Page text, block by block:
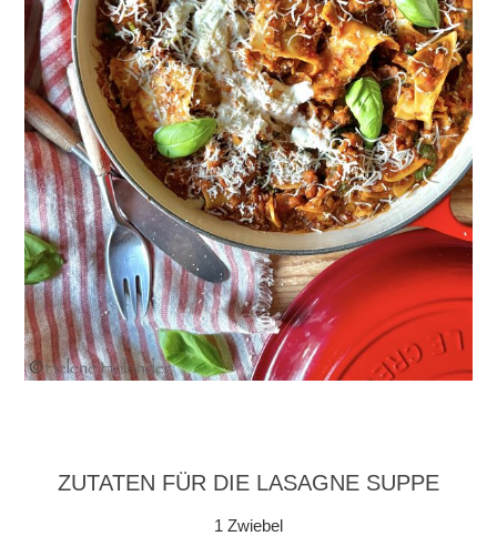
ZUTATEN FÜR DIE LASAGNE SUPPE
1 Zwiebel